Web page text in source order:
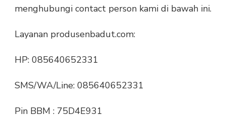
menghubungi contact person kami di bawah ini.
Layanan produsenbadut.com:
HP: 085640652331
SMS/WA/Line: 085640652331
Pin BBM : 75D4E931